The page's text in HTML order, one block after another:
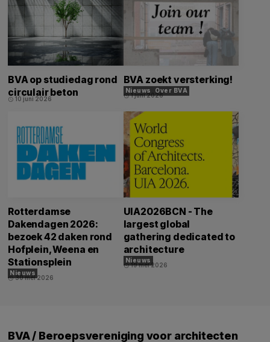
BVA op studiedag rond
circulair beton
schedule 10 juni 2026
BVA zoekt versterking!
Nieuws Over BVA
schedule1 juni 2026
Rotterdamse
Dakendagen 2026:
bezoek 42 daken rond
Hofplein, Weena en
Stationsplein
Nieuws
schedule30 mei 2026
UIA2026BCN - The
largest global
gathering dedicated to
architecture
Nieuws
schedule19 mei 2026
BVA / Beroepsvereniging voor architecten